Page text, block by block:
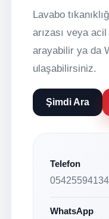
Lavabo
arızası veya
arayabilir ya da
ulaşabilirsiniz.
Şimdi Ara
Telefon
05425594134
WhatsApp